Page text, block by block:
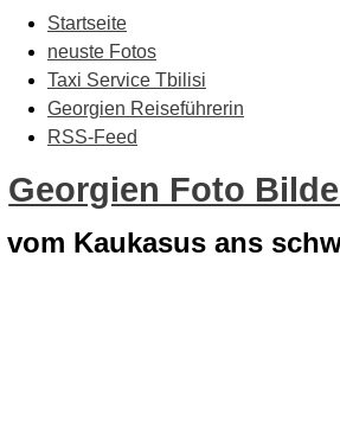
Startseite
neuste Fotos
Taxi Service Tbilisi
Georgien Reiseführerin
RSS-Feed
Georgien Foto
vom Kaukasus ans